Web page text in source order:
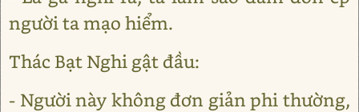
người ta mạo hiểm.
Thác Bạt Nghi gật đầu:
- Người này không đơn giản phi thường,